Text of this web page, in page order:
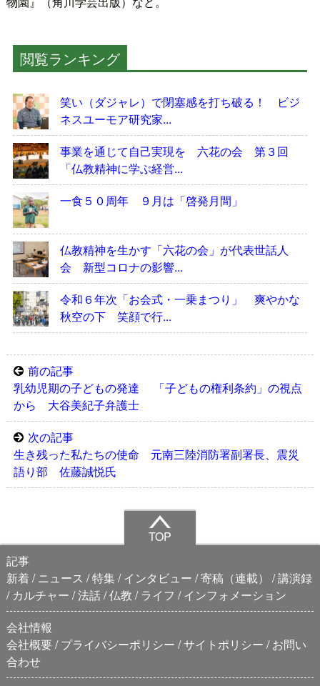
閲覧ランキング
笑い（ダジャレ）で閉塞感を打ち破る！ ビジ
ネスユーモア研究家...
事業を通じて自己実現を 六花の会 第３回
「仏教精神に学ぶ経営...
一食５０周年 ９月は「啓発月間」
仏教精神を生かす「六花の会」が代表世話人
会 新型コロナの影響...
令和６年次「お会式・一乗まつり」 爽やかな
秋空の下 笑顔で行...
前の記事
乳幼児期の子どもの発達 「子どもの権利条約」の視点
から 大谷美紀子弁護士
次の記事
生き残った私たちの使命 元南三陸消防署副署長、震災
語り部 佐藤誠悦氏
TOP
記事
新着
ニュース 特集 インタビュー 寄稿（連載）
講演録
カルチャー 法話 仏教 ライフ
インフォメーション
会社情報
会社概要 プライバシーポリシー サイトポリシー
お問い
合わせ